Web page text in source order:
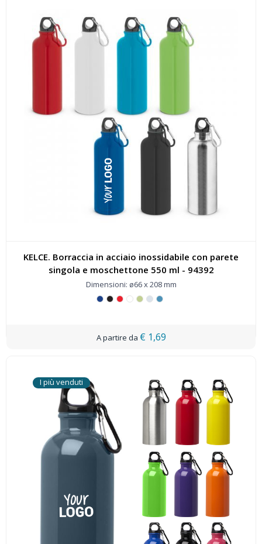
KELCE. Borraccia in acciaio inossidabile con parete
singola e moschettone 550 ml - 94392
Dimensioni: ø66 x 208 mm
€ 1,69
I più venduti